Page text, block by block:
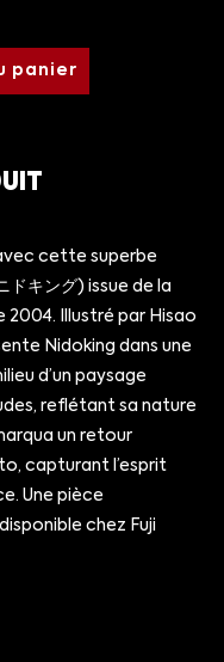
panier
cette superbe
キング) issue de la
2004. Illustré par Hisao
Nidoking dans une
d’un paysage
reflétant sa nature
un retour
capturant l’esprit
Une pièce
chez Fuji